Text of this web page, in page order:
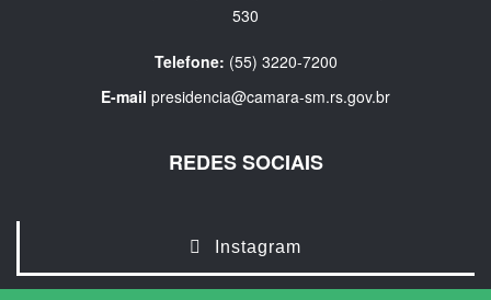
530
Telefone: (55) 3220-7200
E-mail presidencia@camara-sm.rs.gov.br
REDES SOCIAIS
Instagram